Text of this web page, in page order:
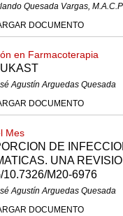
Quesada Vargas, M.A.C.P
DOCUMENTO
en Farmacoterapia
Agustín Arguedas Quesada
DOCUMENTO
Mes
DE
UNA
10.7326/M20-6976
Agustín Arguedas Quesada
DOCUMENTO